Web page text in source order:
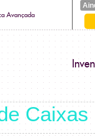
Avançada
Caixas